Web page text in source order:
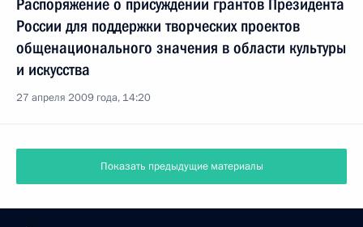
Распоряжение о присуждении грантов Президента
России для поддержки творческих проектов
общенационального значения в области культуры
и искусства
27 апреля 2009 года, 14:20
Показать предыдущие материалы